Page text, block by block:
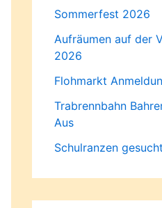
Sommerfest 2026
Aufräumen auf der
2026
Flohmarkt
Trabrennbahn
Aus
Schulranzen